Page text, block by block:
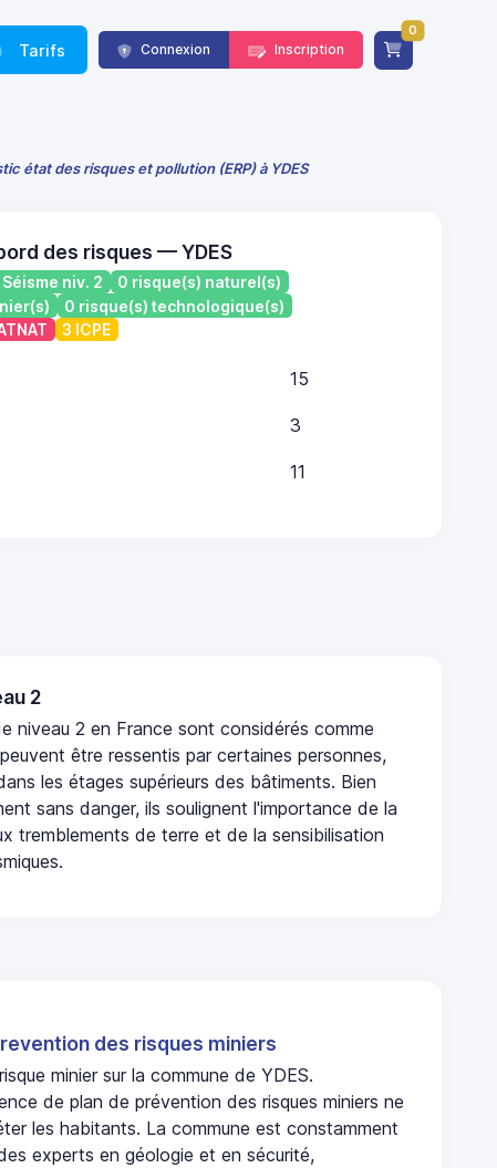
Tarifs Connexion Inscription
0
état des risques et pollution (ERP) à YDES
des risques — YDES
Séisme niv. 2
0 risque(s) naturel(s)
0 risque(s) technologique(s)
3 ICPE
15
3
11
2
niveau 2 en France sont considérés comme
être ressentis par certaines personnes,
les étages supérieurs des bâtiments. Bien
sans danger, ils soulignent l'importance de la
tremblements de terre et de la sensibilisation
des risques miniers
minier sur la commune de YDES.
de plan de prévention des risques miniers ne
les habitants. La commune est constamment
experts en géologie et en sécurité,